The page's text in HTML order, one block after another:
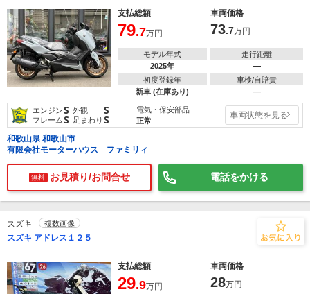
支払総額
車両価格
79.7万円 73.7万円
モデル年式
2025年
走行距離
―
初度登録年
新車 (在庫あり)
車検/自賠責
―
エンジンS 外観 S
フレームS 足まわり S
電気・保安部品
正常
車両状態を見る
和歌山県 和歌山市
有限会社モーターハウス ファミリィ
無料 お見積り/お問合せ 電話をかける
スズキ 複数画像
スズキ アドレス１２５
支払総額 車両価格
29.9万円 28万円